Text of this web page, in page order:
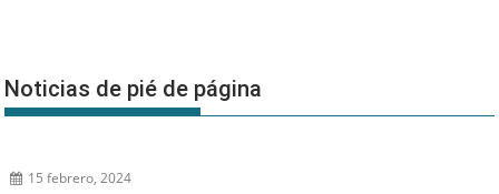
Noticias de pié de página
15 febrero, 2024